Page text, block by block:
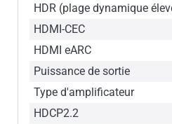
HDR (plage dynamique
HDMI-CEC
HDMI eARC
Puissance de sortie
Type d'amplificateur
HDCP2.2